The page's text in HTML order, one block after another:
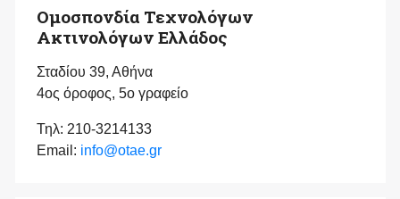
Ομοσπονδία Τεχνολόγων
Ακτινολόγων Ελλάδος
Σταδίου 39, Αθήνα
4ος όροφος, 5ο γραφείο
Τηλ: 210-3214133
Email: info@otae.gr